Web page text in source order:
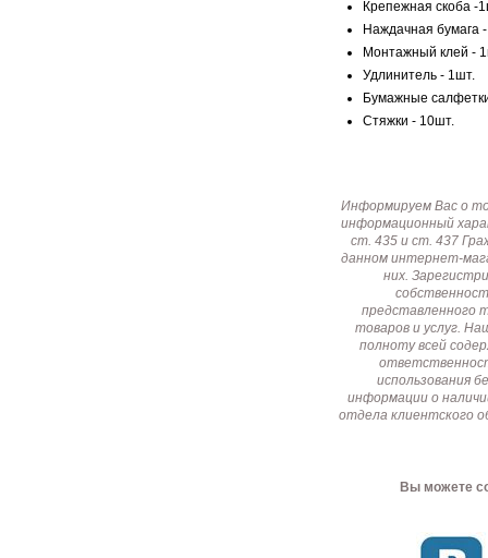
Крепежная скоба -
Наждачная бумага
Монтажный клей -
Удлинитель - 1шт.
Бумажные
Стяжки - 10шт.
Информируем Вас о
информационный
ст. 435 и ст. 437
данном интернет-
них.
представленного
товаров и услуг.
полноту всей
использования
информации о
отдела клиентского
Вы можете